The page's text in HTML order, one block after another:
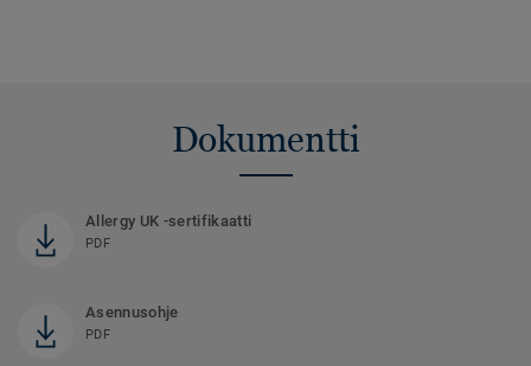
Dokumentti
Allergy UK -sertifikaatti
PDF
Asennusohje
PDF